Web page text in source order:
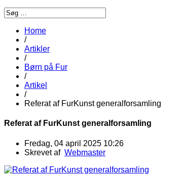
Home
/
Artikler
/
Børn på Fur
/
Artikel
/
Referat af FurKunst generalforsamling
Referat af FurKunst generalforsamling
Fredag, 04 april 2025 10:26
Skrevet af Webmaster